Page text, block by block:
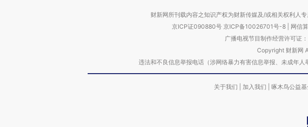
财新网所刊载内容之知识产权为财新传媒及/或相关权利人
京ICP证090880号 京ICP备10026701号-8 网信
广播电视节目制作经营许可证
Copyright 财新网
违法和不良信息举报电话（涉网络暴力有害信息举报、未成
关于我们 加入我们 啄木鸟公益